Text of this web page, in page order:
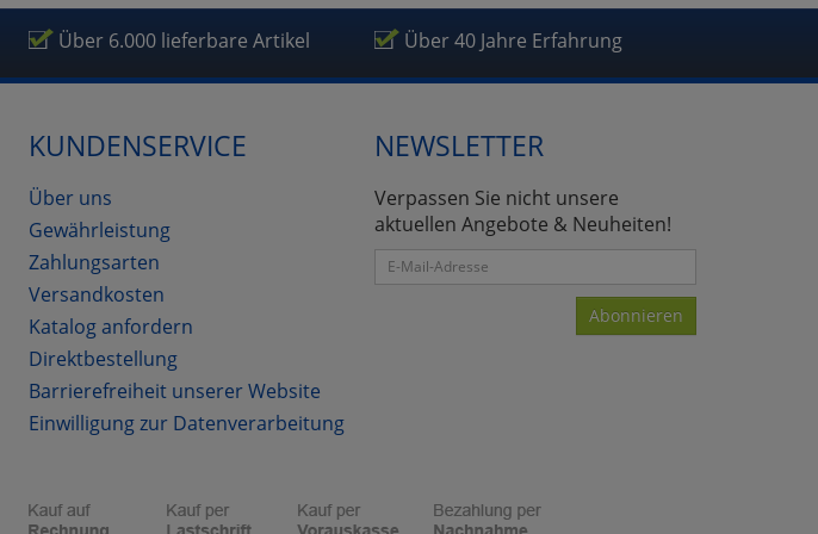
Über 6.000 lieferbare Artikel Über 40 Jahre Erfahrung
KUNDENSERVICE
Über uns
Gewährleistung
Zahlungsarten
Versandkosten
Katalog anfordern
Direktbestellung
Barrierefreiheit unserer Website
Einwilligung zur Datenverarbeitung
NEWSLETTER
Verpassen Sie nicht unsere
aktuellen Angebote & Neuheiten!
Abonnieren
zurückzu Haupptseite Zustimmung Datenverarbeitung (Seitenende)